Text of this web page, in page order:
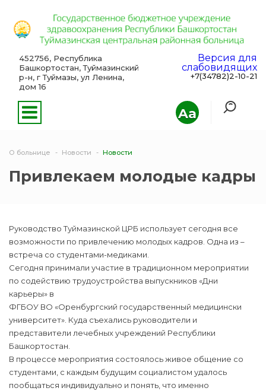
Aa
452756, Республика
Башкортостан, Туймазинский
р-н, г Туймазы, ул Ленина,
дом 16
Версия для
слабовидящих
+7(34782)2-10-21
О больнице Новости Новости
Привлекаем молодые кадры
Руководство Туймазинской ЦРБ использует сегодня все
возможности по привлечению молодых кадров. Одна из –
встреча со студентами-медиками.
Сегодня принимали участие в традиционном мероприятии
по содействию трудоустройства выпускников «Дни
карьеры» в
ФГБОУ ВО «Оренбургский государственный медицински
университет». Куда съехались руководители и
представители лечебных учреждений Республики
Башкортостан.
В процессе мероприятия состоялось живое общение со
студентами, с каждым будущим социалистом удалось
пообщаться индивидуально и понять, что именно